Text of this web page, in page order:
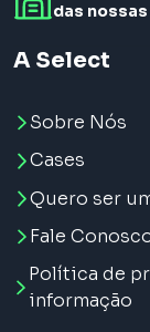
das
A Select
Sobre Nós
Cases
Quero ser
Fale
Política de
informação